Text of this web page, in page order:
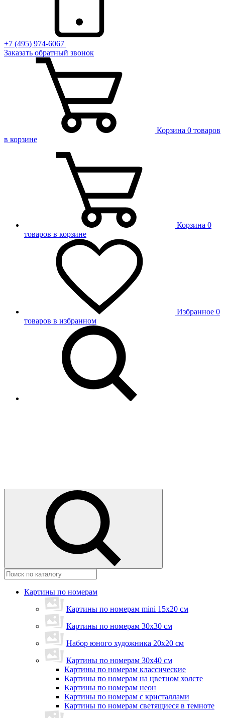
+7 (495) 974-6067
Заказать обратный звонок
Корзина 0 товаров
в корзине
Корзина 0
товаров в корзине
Избранное 0
товаров в избранном
Картины по номерам
Картины по номерам mini 15х20 см
Картины по номерам 30x30 см
Набор юного художника 20х20 см
Картины по номерам 30х40 см
Картины по номерам классические
Картины по номерам на цветном холсте
Картины по номерам неон
Картины по номерам с кристаллами
Картины по номерам светящиеся в темноте